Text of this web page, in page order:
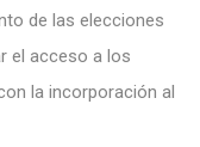
de las elecciones
el acceso a los
la incorporación al